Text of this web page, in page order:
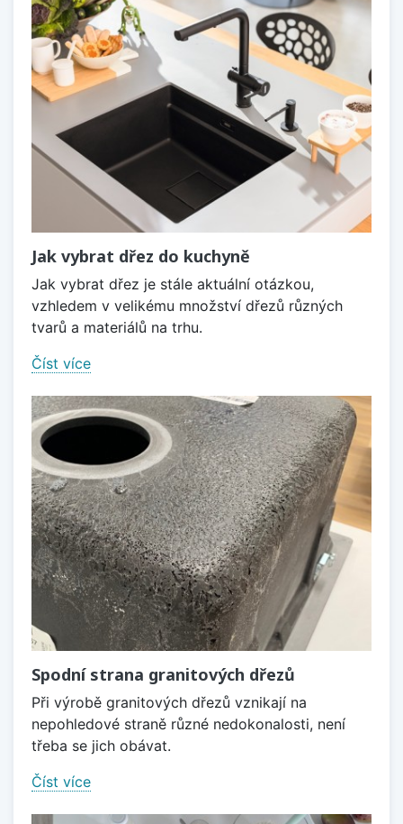
Jak vybrat dřez do kuchyně
Jak vybrat dřez je stále aktuální otázkou,
vzhledem v velikému množství dřezů různých
tvarů a materiálů na trhu.
Číst více
Spodní strana granitových dřezů
Při výrobě granitových dřezů vznikají na
nepohledové straně různé nedokonalosti, není
třeba se jich obávat.
Číst více